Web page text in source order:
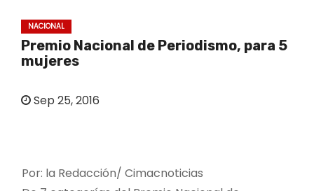
NACIONAL
Premio Nacional de Periodismo, para 5
mujeres
Sep 25, 2016
Por: la Redacción/ Cimacnoticias